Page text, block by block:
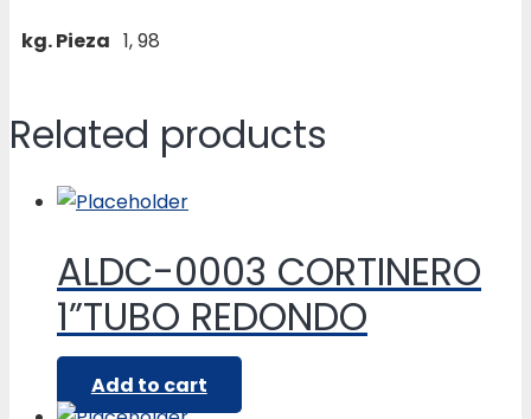
kg. Pieza 1, 98
Related products
ALDC-0003 CORTINERO
1”TUBO REDONDO
Add to cart